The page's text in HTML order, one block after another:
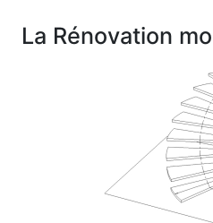
La Rénovation